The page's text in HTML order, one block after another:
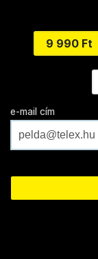
9 990 Ft
e-mail cím